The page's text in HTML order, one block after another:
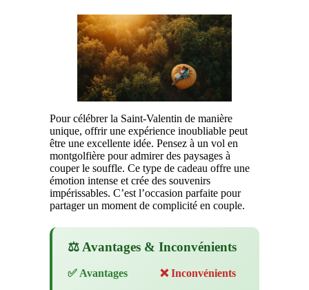
Pour célébrer la Saint-Valentin de manière
unique, offrir une expérience inoubliable peut
être une excellente idée. Pensez à un vol en
montgolfière pour admirer des paysages à
couper le souffle. Ce type de cadeau offre une
émotion intense et crée des souvenirs
impérissables. C’est l’occasion parfaite pour
partager un moment de complicité en couple.
⚖️ Avantages & Inconvénients
✅ Avantages
❌ Inconvénients